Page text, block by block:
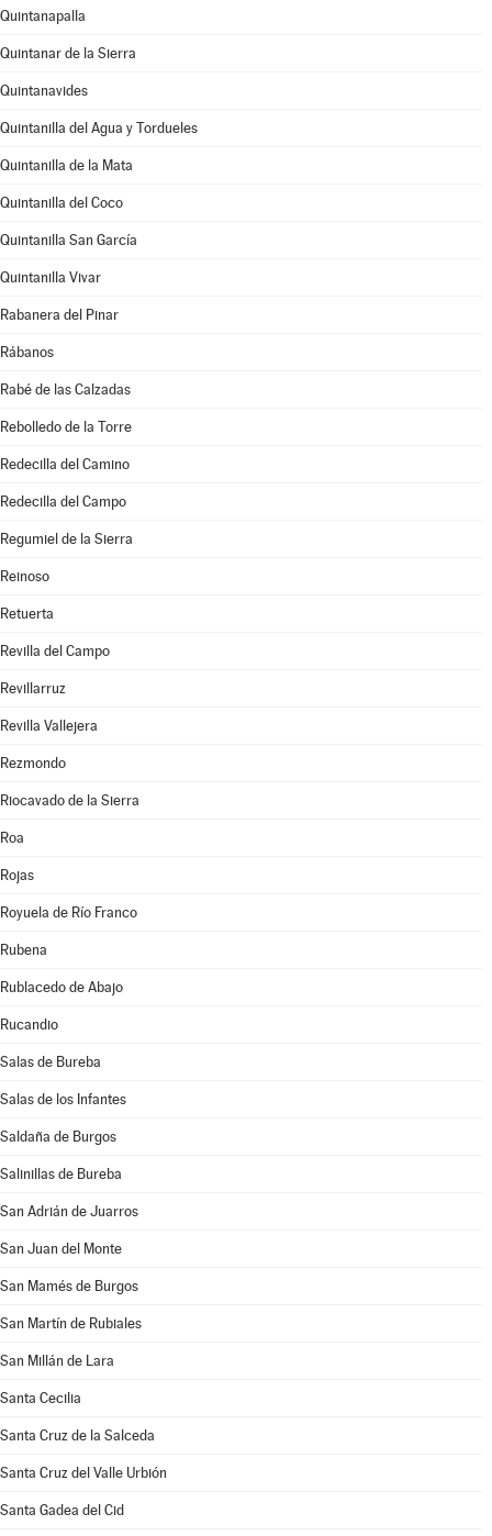
Quintanapalla
Quintanar de la Sierra
Quintanavides
Quintanilla del Agua y Tordueles
Quintanilla de la Mata
Quintanilla del Coco
Quintanilla San García
Quintanilla Vivar
Rabanera del Pinar
Rábanos
Rabé de las Calzadas
Rebolledo de la Torre
Redecilla del Camino
Redecilla del Campo
Regumiel de la Sierra
Reinoso
Retuerta
Revilla del Campo
Revillarruz
Revilla Vallejera
Rezmondo
Riocavado de la Sierra
Roa
Rojas
Royuela de Río Franco
Rubena
Rublacedo de Abajo
Rucandio
Salas de Bureba
Salas de los Infantes
Saldaña de Burgos
Salinillas de Bureba
San Adrián de Juarros
San Juan del Monte
San Mamés de Burgos
San Martín de Rubiales
San Millán de Lara
Santa Cecilia
Santa Cruz de la Salceda
Santa Cruz del Valle Urbión
Santa Gadea del Cid